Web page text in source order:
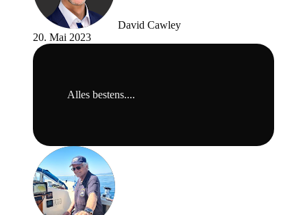
David Cawley
20. Mai 2023
Alles bestens....